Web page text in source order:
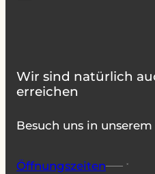
Wir sind natürlich
erreichen
Besuch uns in
Öffnungszeiten